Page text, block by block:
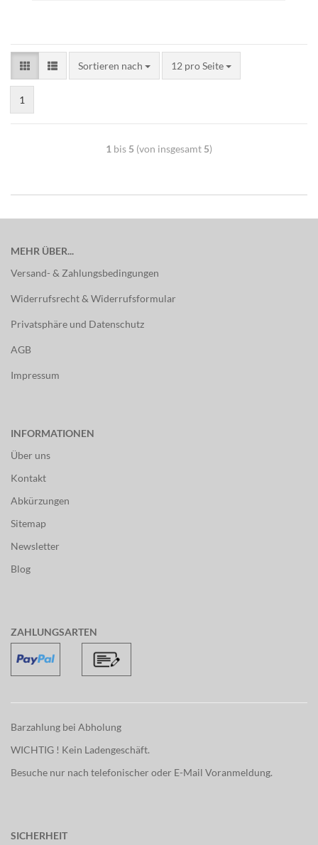
Sortieren nach 12 pro Seite
1
1 bis 5 (von insgesamt 5)
MEHR ÜBER...
Versand- & Zahlungsbedingungen
Widerrufsrecht & Widerrufsformular
Privatsphäre und Datenschutz
AGB
Impressum
INFORMATIONEN
Über uns
Kontakt
Abkürzungen
Sitemap
Newsletter
Blog
ZAHLUNGSARTEN
Barzahlung bei Abholung
WICHTIG ! Kein Ladengeschäft.
Besuche nur nach telefonischer oder E-Mail Voranmeldung.
SICHERHEIT